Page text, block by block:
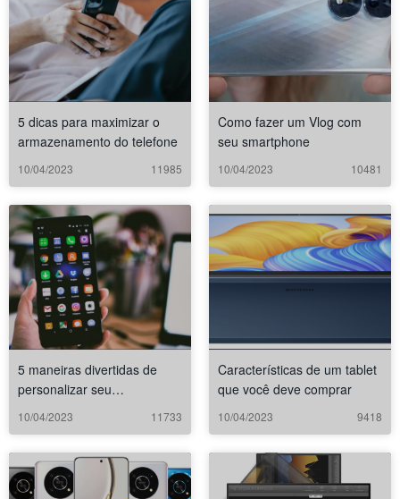
5 dicas para maximizar o
armazenamento do telefone
10/04/2023 11985
Como fazer um Vlog com
seu smartphone
10/04/2023 10481
5 maneiras divertidas de
personalizar seu
smartphone
10/04/2023 11733
Características de um tablet
que você deve comprar
10/04/2023 9418